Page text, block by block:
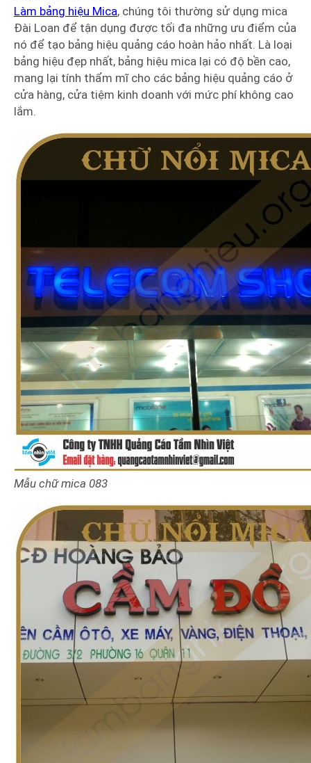
Làm bảng hiệu Mica, chúng tôi thường sử dụng mica
Đài Loan để tận dụng được tối đa những ưu điểm của
nó để tạo bảng hiệu quảng cáo hoàn hảo nhất. Là loại
bảng hiệu đẹp nhất, bảng hiệu mica lại có độ bền cao,
mang lại tính thẩm mĩ cho các bảng hiệu quảng cáo ở
cửa hàng, cửa tiệm kinh doanh với mức phí không cao
lắm.
Mẫu chữ mica 083